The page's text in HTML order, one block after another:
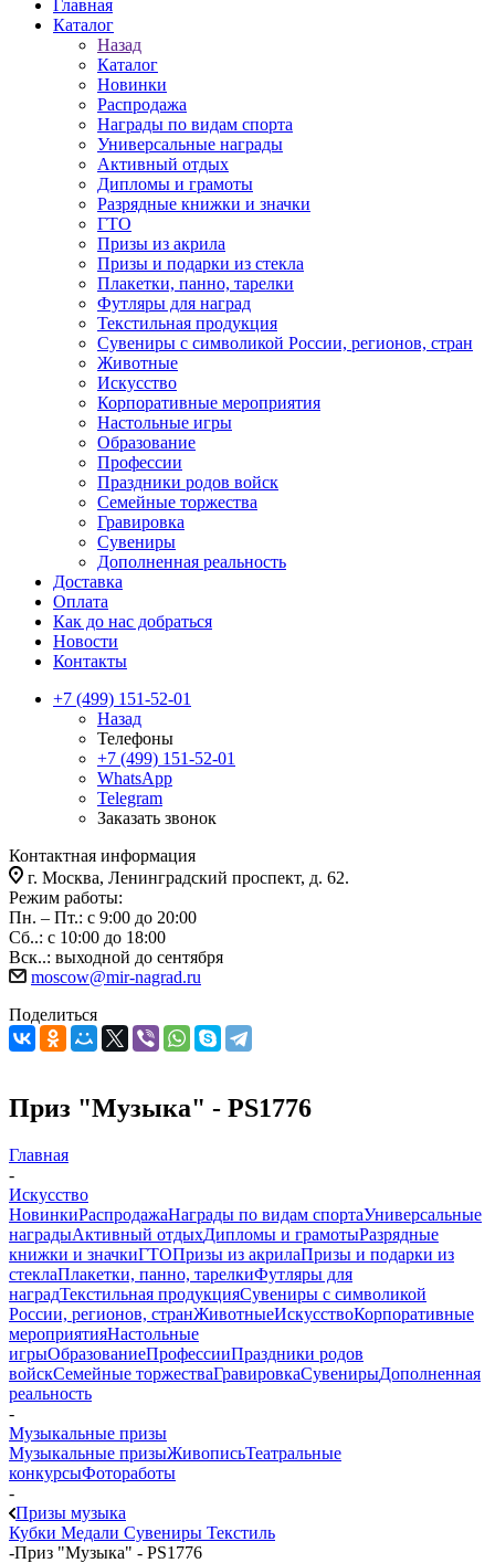
Главная
Каталог
Назад
Каталог
Новинки
Распродажа
Награды по видам спорта
Универсальные награды
Активный отдых
Дипломы и грамоты
Разрядные книжки и значки
ГТО
Призы из акрила
Призы и подарки из стекла
Плакетки, панно, тарелки
Футляры для наград
Текстильная продукция
Сувениры с символикой России, регионов, стран
Животные
Искусство
Корпоративные мероприятия
Настольные игры
Образование
Профессии
Праздники родов войск
Семейные торжества
Гравировка
Сувениры
Дополненная реальность
Доставка
Оплата
Как до нас добраться
Новости
Контакты
+7 (499) 151-52-01
Назад
Телефоны
+7 (499) 151-52-01
WhatsApp
Telegram
Заказать звонок
Контактная информация
г. Москва, Ленинградский проспект, д. 62.
Режим работы:
Пн. – Пт.: с 9:00 до 20:00
Сб..: с 10:00 до 18:00
Вск..: выходной до сентября
moscow@mir-nagrad.ru
Поделиться
Приз "Музыка" - PS1776
Главная
-
Искусство
НовинкиРаспродажаНаграды по видам спортаУниверсальные
наградыАктивный отдыхДипломы и грамотыРазрядные
книжки и значкиГТОПризы из акрилаПризы и подарки из
стеклаПлакетки, панно, тарелкиФутляры для
наградТекстильная продукцияСувениры с символикой
России, регионов, странЖивотныеИскусствоКорпоративные
мероприятияНастольные
игрыОбразованиеПрофессииПраздники родов
войскСемейные торжестваГравировкаСувенирыДополненная
реальность
-
Музыкальные призы
Музыкальные призыЖивописьТеатральные
конкурсыФотоработы
-
Призы музыка
Кубки Медали Сувениры Текстиль
-Приз "Музыка" - PS1776